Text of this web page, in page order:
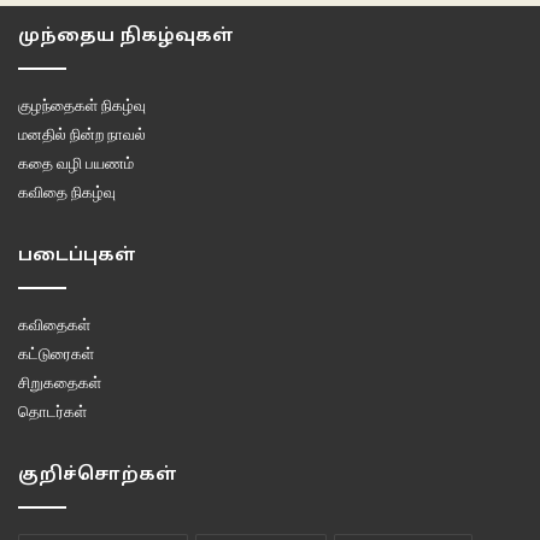
யோசனையில் இருந்தார்.
“விசுமேல எவ்வளவு விருப்பம் இருந்திருந்தா இந்த பாப்பா இவ்வளவு வருஷமா
தனியாவே இருந்திருக்கும்… எவ்வளவு பேச்சு வாங்குச்சு. எங்கிட்ட படிச்ச
பிள்ளை…பாக்கறப்பெல்லாம் மனசே ஆகாது. ஒரு நாளு, சார், அம்மாவுக்கு ஒடம்பு
சரியில்ல; அண்ணன் கோவமா இருக்கான்…பணம் வேணுன்னு கேட்டுச்சு.
நின்னு கடன் கேக்கறது எவ்வளவு கஸ்ட்டம்…எவ்வளவு யோசிச்சிருக்கும்.
மாமாவுக்கு லெட்டர் போட்டேன்..”
“எங்கிட்ட சொல்லவே இல்ல…” என்று வழக்கம் போல அய்யா அம்மாவிடம்
மாட்டிக்கொண்டார்.
பேருந்து நிறுத்தத்தில் ஒருநாள் புஷ்பவள்ளி அக்கா புன்னகைத்தபடி ஒருவருடன்
முந்தைய நிகழ்வுகள்
குழந்தைகள் நிகழ்வு
மனதில் நின்ற நாவல்
கதை வழி பயணம்
கவிதை நிகழ்வு
படைப்புகள்
கவிதைகள்
கட்டுரைகள்
சிறுகதைகள்
தொடர்கள்
குறிச்சொற்கள்